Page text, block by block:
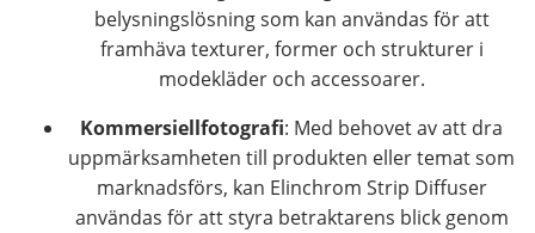
belysningslösning som kan användas för att
framhäva texturer, former och strukturer i
modekläder och accessoarer.
Kommersiellfotografi: Med behovet av att dra
uppmärksamheten till produkten eller temat som
marknadsförs, kan Elinchrom Strip Diffuser
användas för att styra betraktarens blick genom